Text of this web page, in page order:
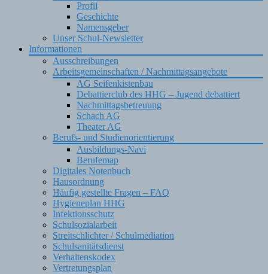
Profil
Geschichte
Namensgeber
Unser Schul-Newsletter
Informationen
Ausschreibungen
Arbeitsgemeinschaften / Nachmittagsangebote
AG Seifenkistenbau
Debattierclub des HHG – Jugend debattiert
Nachmittagsbetreuung
Schach AG
Theater AG
Berufs- und Studienorientierung
Ausbildungs-Navi
Berufemap
Digitales Notenbuch
Hausordnung
Häufig gestellte Fragen – FAQ
Hygieneplan HHG
Infektionsschutz
Schulsozialarbeit
Streitschlichter / Schulmediation
Schulsanitätsdienst
Verhaltenskodex
Vertretungsplan